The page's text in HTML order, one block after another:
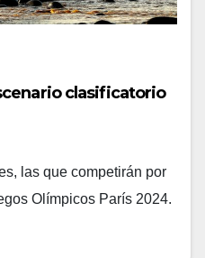
clasificatorio
las que competirán por
Olímpicos París 2024.